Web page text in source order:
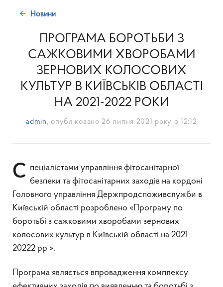
Новини
ПРОГРАМА БОРОТЬБИ З
САЖКОВИМИ ХВОРОБАМИ
ЗЕРНОВИХ КОЛОСОВИХ
КУЛЬТУР В КИЇВСЬКІВ ОБЛАСТІ
НА 2021-2022 РОКИ
admin , опубліковано 26 липня 2021 року о 12:12
Спеціалістами управління фітосанітарної безпеки та фітосанітарних заходів на кордоні
Головного управління Держпродспоживслужби в
Київській області розроблено «Програму по
боротьбі з сажковими хворобами зернових
колосових культур в Київській області на 2021-
20222 рр ».
Програма являється впровадження комплексу